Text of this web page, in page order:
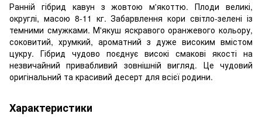
Ранній гібрид кавун з жовтою м'якоттю. Плоди великі,
округлі, масою 8-11 кг. Забарвлення кори світло-зелені із
темними смужками. М'якуш яскравого оранжевого кольору,
соковитий, хрумкий, ароматний з дуже високим вмістом
цукру. Гібрид чудово поєднує високі смакові якості на
незвичайний привабливий зовнішній вигляд. Це чудовий
оригінальний та красивий десерт для всієї родини.
Характеристики